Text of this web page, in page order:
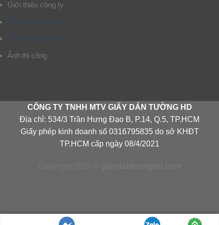
Giới thiệu công ty
Thông tin liên hệ
Tư vấn chọn mẫu
Ảnh thi công
CÔNG TY TNHH MTV GIẤY DÁN TƯỜNG HD
Địa chỉ: 534/3 Trần Hưng Đạo B, P.14, Q.5, TP.HCM
Giấy phép kinh doanh số 0316795835 do sở KHĐT
TP.HCM cấp ngày 08/4/2021